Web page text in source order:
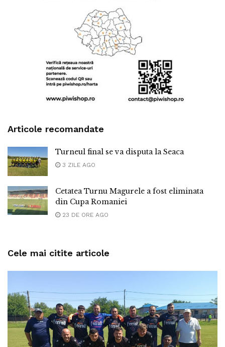
Articole recomandate
Turneul final se va disputa la Seaca
3 ZILE AGO
Cetatea Turnu Magurele a fost eliminata
din Cupa Romaniei
23 DE ORE AGO
Cele mai citite articole